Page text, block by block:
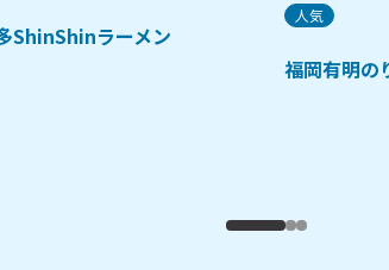
ShinShinラーメン
人気
福岡有明の